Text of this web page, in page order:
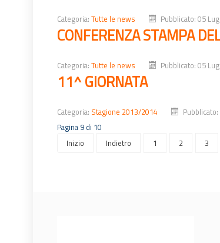
Categoria: Tutte le news Pubblicato: 05
CONFERENZA STAMPA
Categoria: Tutte le news Pubblicato: 05
11^ GIORNATA
Categoria: Stagione 2013/2014
Pagina 9 di 10
Inizio
Indietro 1 2 3